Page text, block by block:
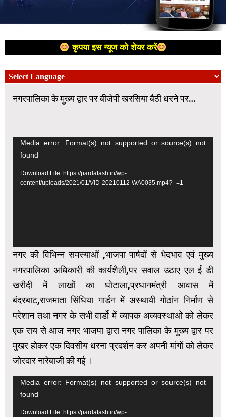
कृपया इस न्यूज को शेयर करें
नगरपालिका के मुख्य द्वार पर बीजेपी खरसिया बैठी धरने पर…
Video
Player
Media error: Format(s) not supported or source(s) not
found
Download File: https://pardafash.in/wp-
content/uploads/2021/01/VID-20210112-WA0035.mp4?_=1
नगर की विभिन्न समस्याओं ,भाजपा पार्षदों से भेदभाव एवं मुख्य
नगरपालिका अधिकारी की कार्यशैली,पर सवाल उठाए एल ई डी
खरीदी में लाखों का घोटाला,प्रधानमंत्री आवास में
बंदरबाट,राजमाता सिंधिया गार्डन में अस्थायी गोठांन निर्माण से
परेशान तथा नगर के सभी वार्डो में व्यापक अव्यवस्थाओ को लेकर
एक राय से आज नगर भाजपा द्वारा नगर पालिका के मुख्य द्वार पर
मुखर होकर एक दिवसीय धरना प्रदर्शन कर अपनी मांगों को लेकर
जोरदार नारेबाजी की गई ।
Video
Player
Media error: Format(s) not supported or source(s) not
found
Download File: https://pardafash.in/wp-